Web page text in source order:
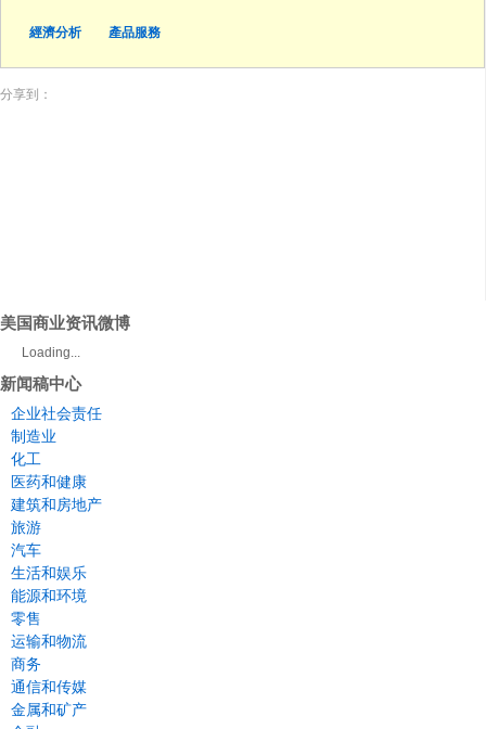
經濟分析 產品服務
分享到：
美国商业资讯微博
Loading...
新闻稿中心
企业社会责任
制造业
化工
医药和健康
建筑和房地产
旅游
汽车
生活和娱乐
能源和环境
零售
运输和物流
商务
通信和传媒
金属和矿产